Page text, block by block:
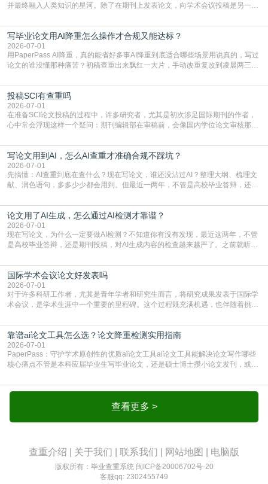
并最终融入人类知识的星河。除了在期刊上发表论文，向学术会议投稿是另一个
广阔学术天地的大门，连接着个体研究与社会网络。本篇AEIC学术交流中心小编
就为大家介绍“学术会议投稿意义”。一、加速研究成果的传播与反馈学术会议通
常具有周期短、时效性强的特点。相比期刊漫长的
写毕业论文用AI降重怎么操作才合规又能达标？
2026-07-01
用PaperPass AI降重，真的能省好多事AI降重到底适合哪些场景用说真的，写过
论文的谁没懂那种痛苦？初稿查重出来飘红一大片，手动改重复改到凌晨两三
到秃头。这时候靠谱的AI降重真的就是救命稻草，选对工具，半天就能搞定你两
三天都做不完的事。不是所有人都需要用AI降重，但如果你符合下面这些场景，
真的可以试试：初稿写完重复率远超要
投稿SCI有查重吗
2026-07-01
在准备SCI论文投稿的过程中，许多研究者，尤其是初次涉足国际期刊的作者，
心中常会浮现这样一个疑问：期刊编辑部在审稿前，会像国内学位论文审核那
论文的初审通过率。实际上，SCI期刊对重复内容的审查是严谨投稿流程中不可
或缺的一环。本篇AEIC学术交流中心小编就为大家介绍“投稿SCI有查重吗”。
一、查重是标准流程答案是明确的：绝大多数S
写论文用到AI，怎么AI查重才准确合规不踩坑？
2026-07-01
先搞懂：AI查重到底在查什么？现在写论文，谁还没沾过AI？整理大纲、梳理文
献、润色语句，多多少少都会用到。但最近一两年，不管是高校毕业答辩，还是
须加做AI查重。很多人分不清，AI查重和普通查重到底有啥区别？这里说透：普
通查重查的是你的文字和已公开文献的重复比例，防的是抄袭；AI查重查的是你
的内容里，有多少是AI生成的，防的是过
论文用了AI生成，怎么通过AI检测才靠谱？
2026-07-01
现在写论文，为什么一定要做AI检测？不知道你有没有发现，最近这两年，不管
是高校毕业答辩，还是期刊投稿，对AI生成内容的检查越来越严了。之前就听身
要求修改，还差点被判定学术不规范，真的太冤了。现在国内多数高校和核心期
刊，都已经明确出台了相关规定：如果使用AI生成内容辅助写作，必须明确标
注，未标注的AI生成内容会被认定为不符合学
国际学术会议论文好发表吗
2026-07-01
对于许多科研工作者，尤其是青年学者和研究生而言，将研究成果发表于国际学
术会议，是学术生涯中一个重要的里程碑。这个过程既充满机遇，也伴随着挑
疑问：国际学术会议论文到底好不好发表？其价值和难度究竟如何衡量。本篇
AEIC学术交流中心小编就为大家介绍“国际学术会议论文好发表吗”。一、会议论
文发表的相对优势与期刊论文相比，国际会议论文的发
靠谱ai论文工具怎么选？论文降重检测实用指南
2026-07-01
PaperPass：守护学术原创性的优质ai论文工具ai论文工具能解决论文写作哪些
核心痛点不管是本科应届毕业生写毕业论文，还是硕士博士攒小论文发刊，或是
自己逐句读逐句改，熬好几个大夜不说，还经常改不到点上，交上去才发现重复
率超标，再返工太折腾。现在有了成熟的ai论文工具，这些痛点基本都能高效解
决。靠谱的ai论文工具，不止能帮你梳查看更多 >
查重介绍 关于我们 联系我们 网站地图 电脑版
版权所有：毕业查重系统 闽ICP备20006702号-20
客服qq: 2302455749